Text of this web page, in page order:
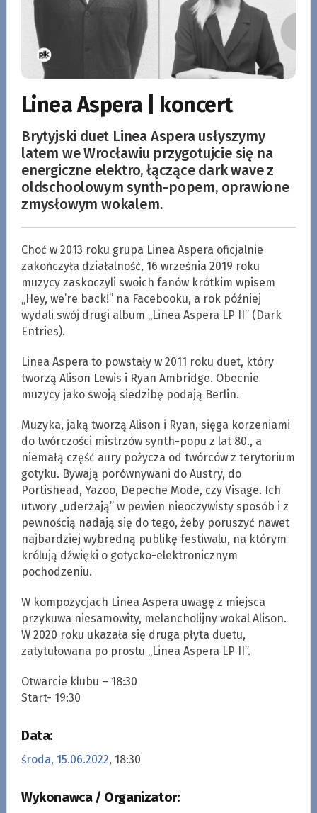
Linea Aspera | koncert
Brytyjski duet Linea Aspera usłyszymy
latem we Wrocławiu przygotujcie się na
energiczne elektro, łączące dark wave z
oldschoolowym synth-popem, oprawione
zmysłowym wokalem.
Choć w 2013 roku grupa Linea Aspera oficjalnie
zakończyła działalność, 16 września 2019 roku
muzycy zaskoczyli swoich fanów krótkim wpisem
„Hey, we’re back!” na Facebooku, a rok później
wydali swój drugi album „Linea Aspera LP II” (Dark
Entries).
Linea Aspera to powstały w 2011 roku duet, który
tworzą Alison Lewis i Ryan Ambridge. Obecnie
muzycy jako swoją siedzibę podają Berlin.
Muzyka, jaką tworzą Alison i Ryan, sięga korzeniami
do twórczości mistrzów synth-popu z lat 80., a
niemałą część aury pożycza od twórców z terytorium
gotyku. Bywają porównywani do Austry, do
Portishead, Yazoo, Depeche Mode, czy Visage. Ich
utwory „uderzają” w pewien nieoczywisty sposób i z
pewnością nadają się do tego, żeby poruszyć nawet
najbardziej wybredną publikę festiwalu, na którym
królują dźwięki o gotycko-elektronicznym
pochodzeniu.
W kompozycjach Linea Aspera uwagę z miejsca
przykuwa niesamowity, melancholijny wokal Alison.
W 2020 roku ukazała się druga płyta duetu,
zatytułowana po prostu „Linea Aspera LP II”.
Otwarcie klubu – 18:30
Start- 19:30
Data:
środa, 15.06.2022, 18:30
Wykonawca / Organizator: